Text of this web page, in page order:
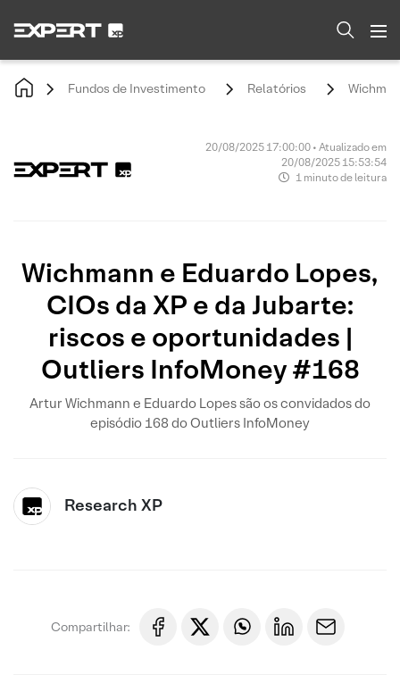
Fundos de Investimento Relatórios
20/08/2025 17:00:00 • Atualizado em
20/08/2025 15:53:54
1 minuto de leitura
Wichmann e Eduardo Lopes,
CIOs da XP e da Jubarte:
riscos e oportunidades |
Outliers InfoMoney #168
Artur Wichmann e Eduardo Lopes são os convidados do
episódio 168 do Outliers InfoMoney
Research XP
Compartilhar: